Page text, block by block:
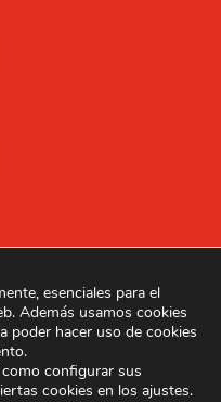
esenciales para el
Además usamos cookies
poder hacer uso de cookies
configurar sus
cookies en los ajustes.